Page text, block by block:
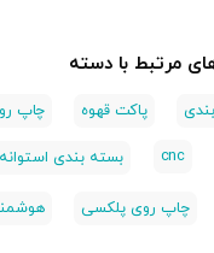
مرتبط با دسته
پاکت قهوه چاپ
cnc بسته بندی
چاپ روی پلکسی